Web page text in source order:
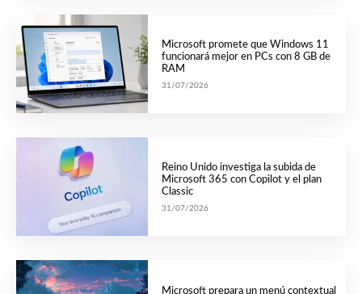
Microsoft promete que Windows 11
funcionará mejor en PCs con 8 GB de
RAM
31/07/2026
Reino Unido investiga la subida de
Microsoft 365 con Copilot y el plan
Classic
31/07/2026
Microsoft prepara un menú contextual